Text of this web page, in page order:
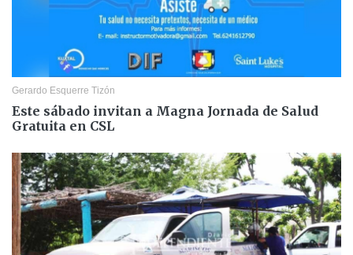
Gerardo Esquerre Tizón
Este sábado invitan a Magna Jornada de Salud
Gratuita en CSL